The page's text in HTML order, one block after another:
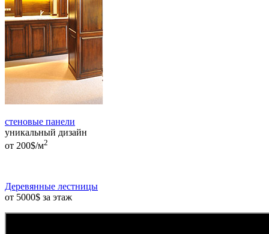
стеновые панели
уникальный дизайн
от 200$/м2
Деревянные лестницы
от 5000$ за этаж